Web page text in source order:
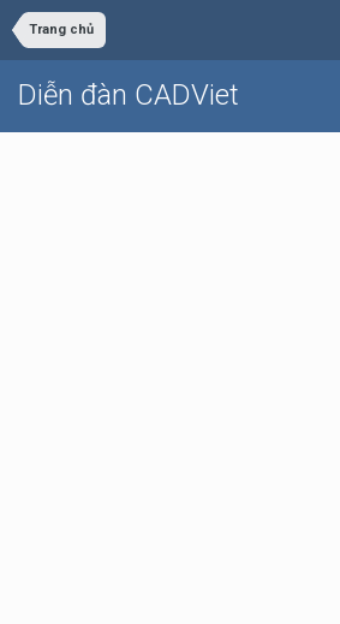
Trang chủ
Diễn đàn CADViet